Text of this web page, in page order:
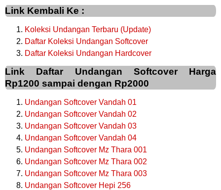
Link Kembali Ke :
Koleksi Undangan Terbaru (Update)
Daftar Koleksi Undangan Softcover
Daftar Koleksi Undangan Hardcover
Link Daftar Undangan Softcover Harga
Rp1200 sampai dengan Rp2000
Undangan Softcover Vandah 01
Undangan Softcover Vandah 02
Undangan Softcover Vandah 03
Undangan Softcover Vandah 04
Undangan Softcover Mz Thara 001
Undangan Softcover Mz Thara 002
Undangan Softcover Mz Thara 003
Undangan Softcover Hepi 256